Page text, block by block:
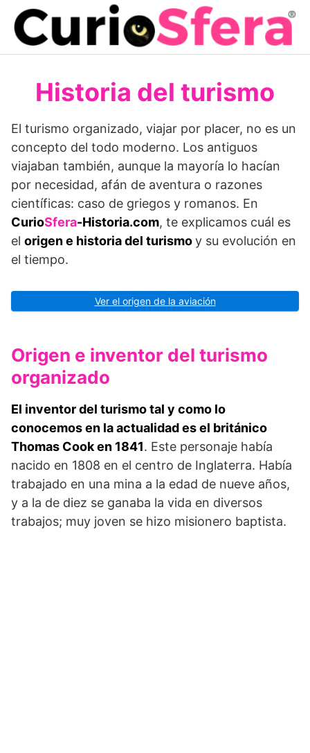
Saltar
contenido
Historia del turismo
El turismo organizado, viajar por placer, no es un
concepto del todo moderno. Los antiguos
viajaban también, aunque la mayoría lo hacían
por necesidad, afán de aventura o razones
científicas: caso de griegos y romanos. En
CurioSfera-Historia.com, te explicamos cuál es
el origen e historia del turismoy su evolución en
el tiempo.
Ver el origen de la aviación
Origen e inventor del turismo
organizado
El inventor del turismo tal y como lo
conocemos en la actualidad es el británico
Thomas Cook en 1841. Este personaje había
nacido en 1808 en el centro de Inglaterra. Había
trabajado en una mina a la edad de nueve años,
y a la de diez se ganaba la vida en diversos
trabajos; muy joven se hizo misionero baptista.